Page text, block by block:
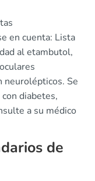
en cuenta: Lista
al etambutol,
neurolépticos. Se
diabetes,
a su médico
de